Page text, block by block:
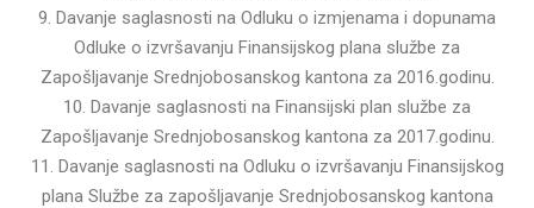
9. Davanje saglasnosti na Odluku o izmjenama i dopunama
Odluke o izvršavanju Finansijskog plana službe za
Zapošljavanje Srednjobosanskog kantona za 2016.godinu.
10. Davanje saglasnosti na Finansijski plan službe za
Zapošljavanje Srednjobosanskog kantona za 2017.godinu.
11. Davanje saglasnosti na Odluku o izvršavanju Finansijskog
plana Službe za zapošljavanje Srednjobosanskog kantona